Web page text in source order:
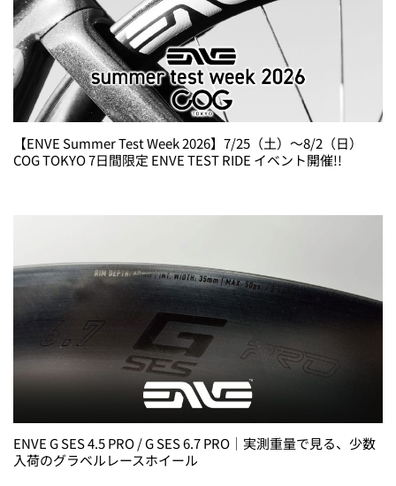
【ENVE Summer Test Week 2026】7/25（土）〜8/2（日）
COG TOKYO 7日間限定 ENVE TEST RIDE イベント開催!!
ENVE G SES 4.5 PRO / G SES 6.7 PRO｜実測重量で見る、少数
入荷のグラベルレースホイール